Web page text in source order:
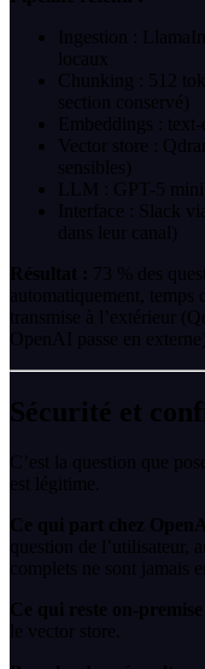
Ingestion :
locaux
Chunking : 512
section conservé)
Embeddings :
Vector store :
sensibles)
LLM : GPT-5 mini
Interface : Slack
dans leur canal)
Résultat : 73 % des
automatiquement, temps
transmise à l’extérieur
OpenAI passe en externe).
Sécurité et
C’est la question que
est légitime.
Ce qui part chez
question de l’utilisateur,
complets ne sont jamais
Ce qui reste on-premise
le vector store.